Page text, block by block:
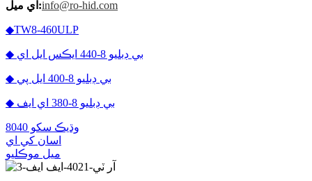
اي ميل:info@ro-hid.com
◆TW8-460ULP
◆ بي ڊبليو 8-440 ايڪس ايل اي
◆ بي ڊبليو 8-400 ايل پي
◆ بي ڊبليو 8-380 اي ايف
وڌيڪ سکو 8040
اسان کي اي
ميل موڪليو